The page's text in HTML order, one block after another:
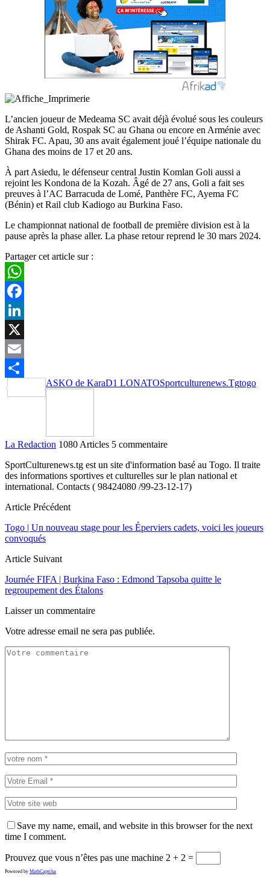
L’ancien joueur de Medeama SC avait déjà évolué sous les couleurs
de Ashanti Gold, Rospak SC au Ghana ou encore en Arménie avec
Shirak FC. Apau, 30 ans avait également joué l’équipe nationale du
Ghana des moins de 17 et 20 ans.
À part Asiedu, le défenseur central Justin Komlan Goli aussi a
rejoint les Kondona de la Kozah. Âgé de 27 ans, Goli a fait ses
preuves à l’AC Barracuda de Lomé, Panthère FC, Ayema FC
(Bénin) et Rail club Kadiogo au Burkina Faso.
Le championnat national de football de première division est à la
pause après la phase aller. La phase retour reprend le 30 mars 2024.
Partager cet article sur :
WhatsApp
Facebook
LinkedIn
X
Email
Partager
ASKO de KaraD1 LONATOSportculturenews.Tgtogo
La Redaction 1080 Articles 5 commentaire
SportCulturenews.tg est un site d'information basé au Togo. Il traite
des informations sportives et culturelles sur le plan national et
international. Contacts ( 98424080 /99-23-12-17)
Article Précédent
Togo | Un nouveau stage pour les Éperviers cadets, voici les joueurs
convoqués
Article Suivant
Journée FIFA | Burkina Faso : Edmond Tapsoba quitte le
regroupement des Étalons
Laisser un commentaire
Votre adresse email ne sera pas publiée.
Save my name, email, and website in this browser for the next
time I comment.
Prouvez que vous n’êtes pas une machine 2 + 2 =
Powered by MathCaptcha